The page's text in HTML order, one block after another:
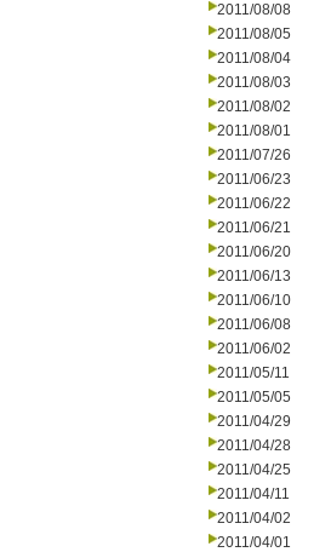
2011/08/08
2011/08/05
2011/08/04
2011/08/03
2011/08/02
2011/08/01
2011/07/26
2011/06/23
2011/06/22
2011/06/21
2011/06/20
2011/06/13
2011/06/10
2011/06/08
2011/06/02
2011/05/11
2011/05/05
2011/04/29
2011/04/28
2011/04/25
2011/04/11
2011/04/02
2011/04/01